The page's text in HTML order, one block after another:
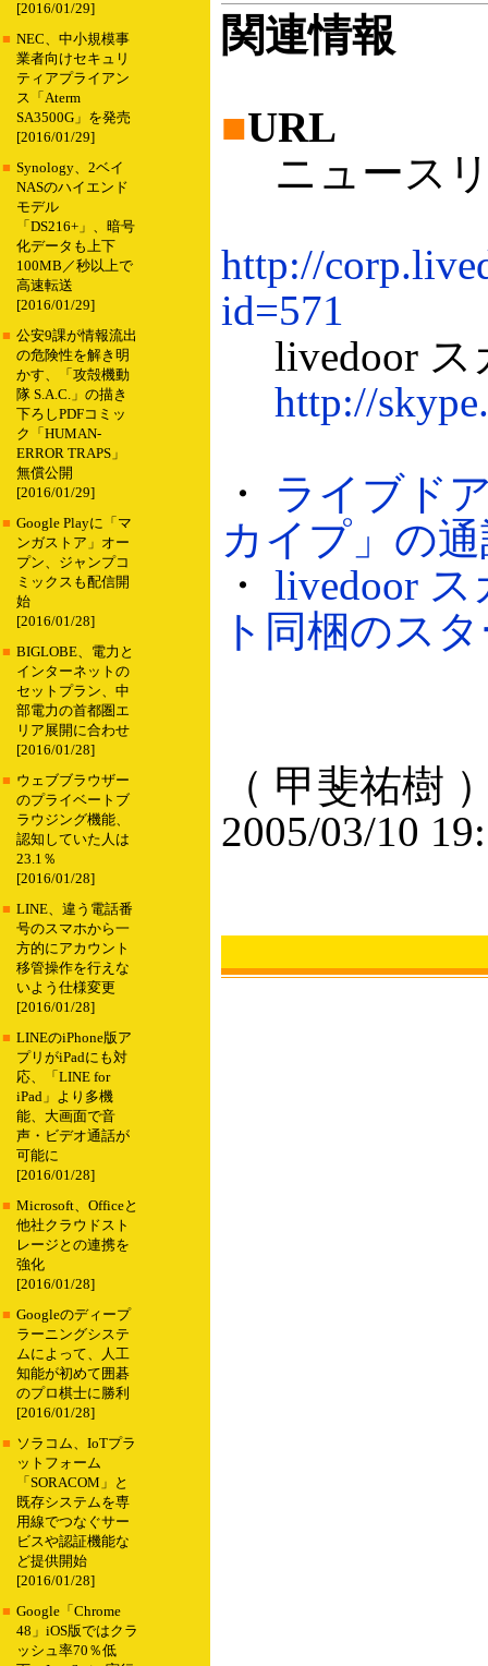
[2016/01/29]
■ NEC、中小規模事
業者向けセキュリ
ティアプライアン
ス「Aterm
SA3500G」を発売
[2016/01/29]
■ Synology、2ベイ
NASのハイエンド
モデル
「DS216+」、暗号
化データも上下
100MB／秒以上で
高速転送
[2016/01/29]
■ 公安9課が情報流出
の危険性を解き明
かす、「攻殻機動
隊 S.A.C.」の描き
下ろしPDFコミッ
ク「HUMAN-
ERROR TRAPS」
無償公開
[2016/01/29]
■ Google Playに「マ
ンガストア」オー
プン、ジャンプコ
ミックスも配信開
始
[2016/01/28]
■ BIGLOBE、電力と
インターネットの
セットプラン、中
部電力の首都圏エ
リア展開に合わせ
[2016/01/28]
■ ウェブブラウザー
のプライベートブ
ラウジング機能、
認知していた人は
23.1％
[2016/01/28]
■ LINE、違う電話番
号のスマホから一
方的にアカウント
移管操作を行えな
いよう仕様変更
[2016/01/28]
■ LINEのiPhone版ア
プリがiPadにも対
応、「LINE for
iPad」より多機
能、大画面で音
声・ビデオ通話が
可能に
[2016/01/28]
■ Microsoft、Officeと
他社クラウドスト
レージとの連携を
強化
[2016/01/28]
■ Googleのディープ
ラーニングシステ
ムによって、人工
知能が初めて囲碁
のプロ棋士に勝利
[2016/01/28]
■ ソラコム、IoTプラ
ットフォーム
「SORACOM」と
既存システムを専
用線でつなぐサー
ビスや認証機能な
ど提供開始
[2016/01/28]
■ Google「Chrome
48」iOS版ではクラ
ッシュ率70％低
関連情報
■URL
ニュース
http://
id=571
livedoor ス
http://
・ ライブド
カイプ」の
・ livedoor
ト同梱のス
（ 甲斐祐樹
2005/03/10